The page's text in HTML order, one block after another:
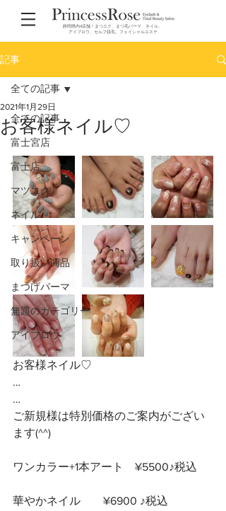
静岡県内4店舗！まつエク、まつ毛パーマ、ネイル、
アイブロウ、セルフ脱毛、フェイシャルエステ
記事
全ての記事
富士宮店
富士店
マツエク
ネイル
キャンペーン
取り扱い商品
まつげパーマ
無題のカテゴリー
アイブロウ
全ての記事
お客様ネイル♡
2021年1月29日
お客様ネイル♡
…
…
ご新規様は特別価格のご案内がござい
ます(^^)
ワンカラー+1本アート　¥5500♪税込
華やかネイル　　¥6900 ♪税込